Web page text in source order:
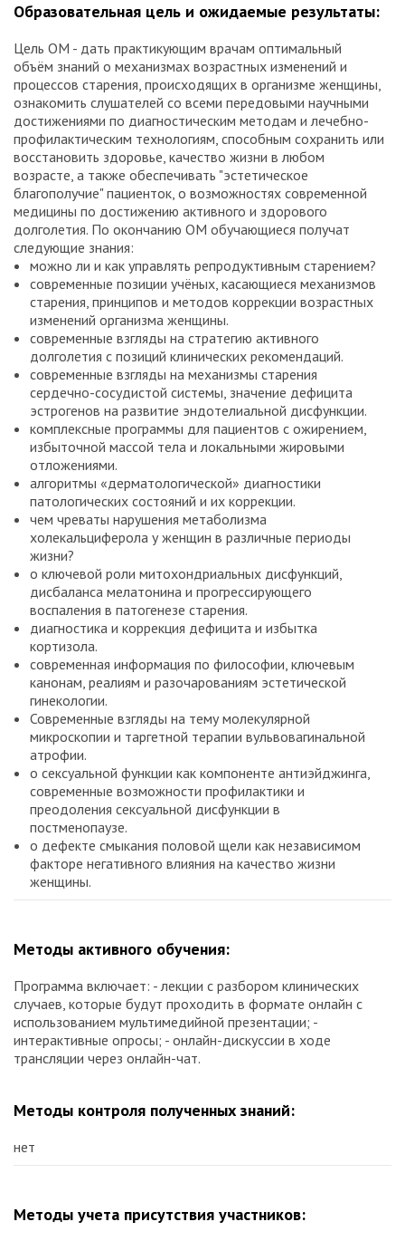
Образовательная цель и ожидаемые результаты:
Цель ОМ - дать практикующим врачам оптимальный
объём знаний о механизмах возрастных изменений и
процессов старения, происходящих в организме женщины,
ознакомить слушателей со всеми передовыми научными
достижениями по диагностическим методам и лечебно-
профилактическим технологиям, способным сохранить или
восстановить здоровье, качество жизни в любом
возрасте, а также обеспечивать "эстетическое
благополучие" пациенток, о возможностях современной
медицины по достижению активного и здорового
долголетия. По окончанию ОМ обучающиеся получат
следующие знания:
можно ли и как управлять репродуктивным старением?
современные позиции учёных, касающиеся механизмов
старения, принципов и методов коррекции возрастных
изменений организма женщины.
современные взгляды на стратегию активного
долголетия с позиций клинических рекомендаций.
современные взгляды на механизмы старения
сердечно-сосудистой системы, значение дефицита
эстрогенов на развитие эндотелиальной дисфункции.
комплексные программы для пациентов с ожирением,
избыточной массой тела и локальными жировыми
отложениями.
алгоритмы «дерматологической» диагностики
патологических состояний и их коррекции.
чем чреваты нарушения метаболизма
холекальциферола у женщин в различные периоды
жизни?
о ключевой роли митохондриальных дисфункций,
дисбаланса мелатонина и прогрессирующего
воспаления в патогенезе старения.
диагностика и коррекция дефицита и избытка
кортизола.
современная информация по философии, ключевым
канонам, реалиям и разочарованиям эстетической
гинекологии.
Современные взгляды на тему молекулярной
микроскопии и таргетной терапии вульвовагинальной
атрофии.
о сексуальной функции как компоненте антиэйджинга,
современные возможности профилактики и
преодоления сексуальной дисфункции в
постменопаузе.
о дефекте смыкания половой щели как независимом
факторе негативного влияния на качество жизни
женщины.
Методы активного обучения:
Программа включает: - лекции с разбором клинических
случаев, которые будут проходить в формате онлайн с
использованием мультимедийной презентации; -
интерактивные опросы; - онлайн-дискуссии в ходе
трансляции через онлайн-чат.
Методы контроля полученных знаний:
нет
Методы учета присутствия участников: